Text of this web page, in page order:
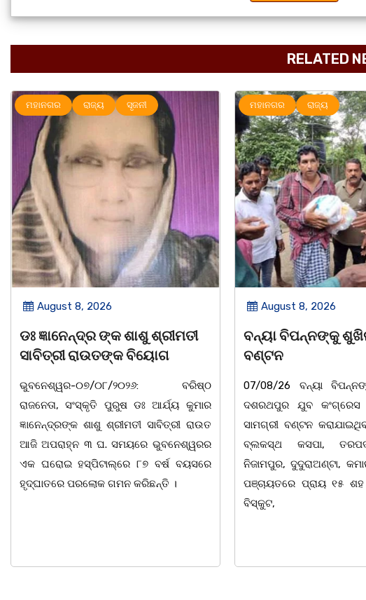
RELATED
ମହାନଗର ରାଜ୍ୟ
August 8, 2026
ବନ୍ୟା ବିପନ୍ନଙ୍କୁ ଶୁଖିଲା ଖାଦ୍ୟ
ବଣ୍ଟନ
07/08/26 ବନ୍ୟା ବିପନ୍ନଙ୍କ ଉଦେଶ୍ୟରେ
ଦଶରଥପୁର ଯୁବ କଂଗ୍ରେସ ପକ୍ଷରୁ ରିଲିଫ
ସାମଗ୍ରୀ ବଣ୍ଟନ କରାଯାଇଥିବା ଦେଖାଯାଇଛି ।
ବ୍ଲକସ୍ଥ କସପା, ତରପଦା, ମଲିକାପୁର,
ନିଜାମପୁର, ଦୁଦୁରାଅଣ୍ଟା, କମାରଡିହ, କୟାଁ ଆଦି
ପଞ୍ଚାୟତରେ ପ୍ରାୟ ୧୫ ଶହ ପରିବାରକୁ ମୁଡି,
ରାଜ୍ୟ
August 8, 2026
ସାମ୍ବାଦିକ ମାନେ
ବାଲିଅନ୍ତା-ପାହାଳ-ଧଉଳି
ସଂଘର ବାର୍ଷିକ ଉତ୍ସବ
୮:ଅଟଳା ସ୍ଥିତ
ମ୍ୟାନେଜମେଣ୍ଟ
ପାହାଳ-ଧଉଳି କାର୍ଯ୍ୟରତ
ବାର୍ଷିକ ଉତ୍ସବ
ଅନୁଷ୍ଠିତ ହୋଇଯାଇଛି।
ତଥା ଉପଦେଷ୍ଟା କିଶୋର